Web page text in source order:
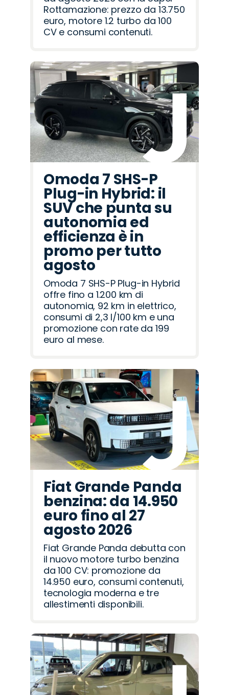
Rottamazione: prezzo da 13.750
euro, motore 1.2 turbo da 100
CV e consumi contenuti.
Omoda 7 SHS-P
Plug-in Hybrid: il
SUV che punta su
autonomia ed
efficienza è in
promo per tutto
agosto
Omoda 7 SHS-P Plug-in Hybrid
offre fino a 1.200 km di
autonomia, 92 km in elettrico,
consumi di 2,3 l/100 km e una
promozione con rate da 199
euro al mese.
Fiat Grande Panda
benzina: da 14.950
euro fino al 27
agosto 2026
Fiat Grande Panda debutta con
il nuovo motore turbo benzina
da 100 CV: promozione da
14.950 euro, consumi contenuti,
tecnologia moderna e tre
allestimenti disponibili.